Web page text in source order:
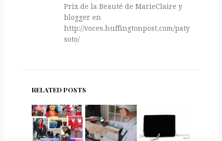
Prix de la Beauté de MarieClaire y
blogger en
http://voces.huffingtonpost.com/paty-
soto/
RELATED POSTS